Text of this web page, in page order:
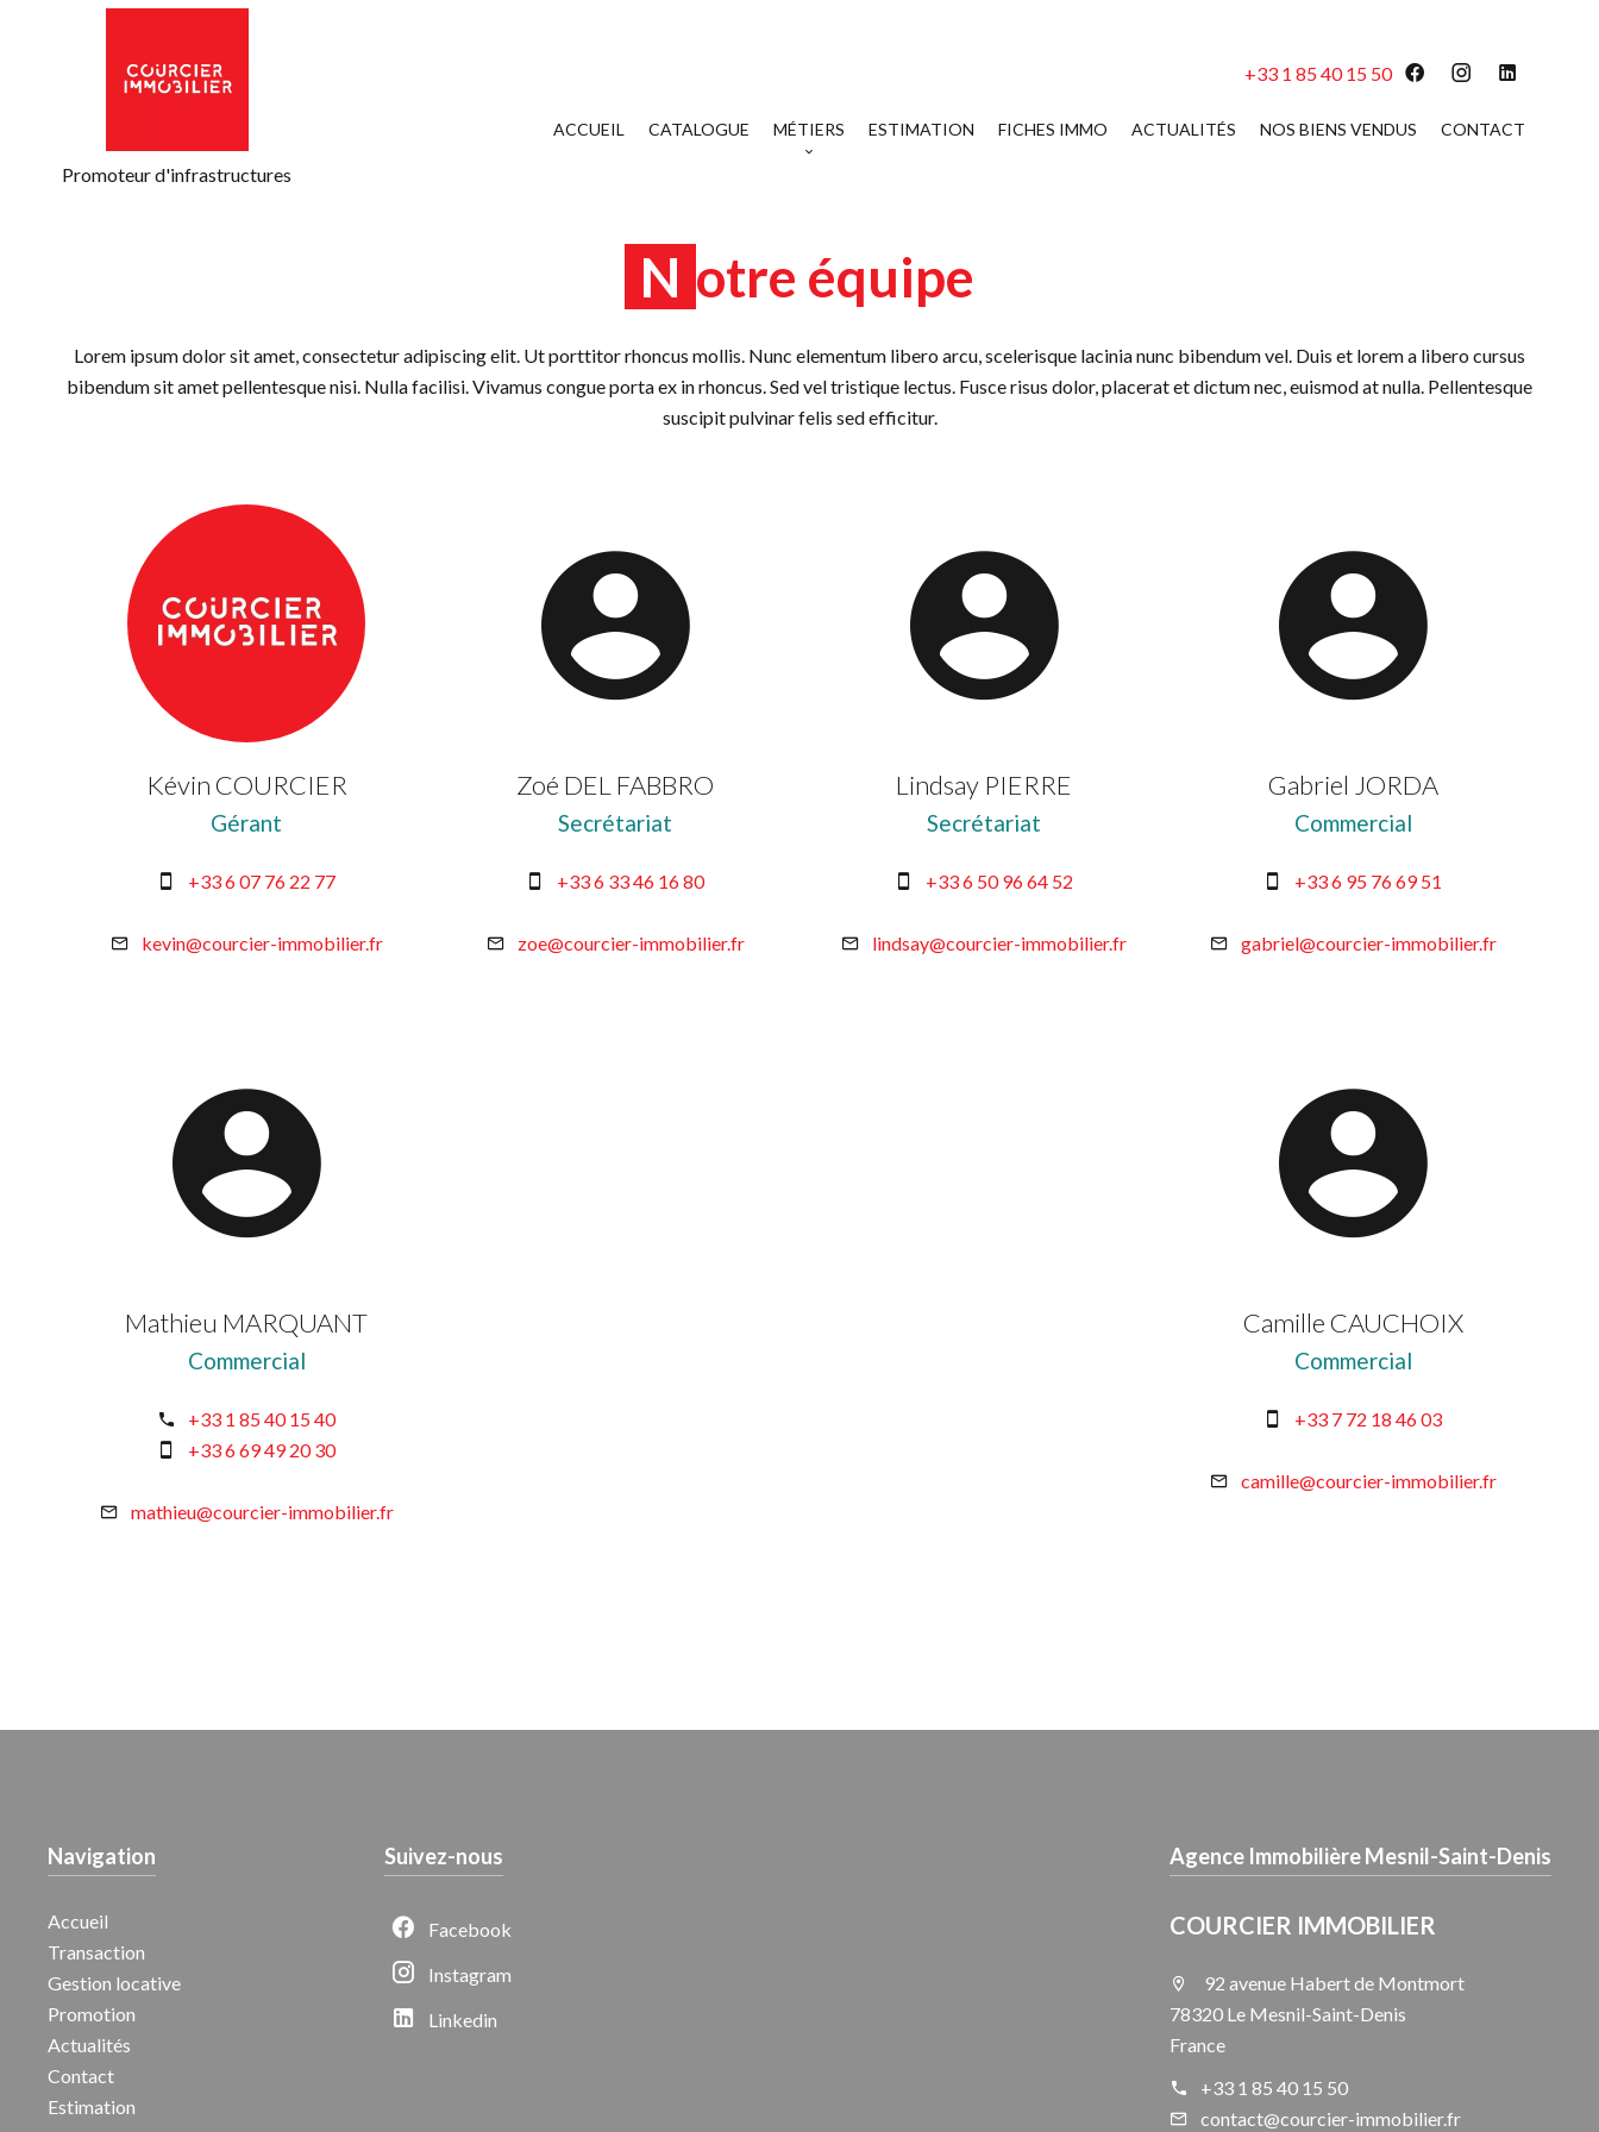
Promoteur d'infrastructures
+33 1 85 40 15 50
ACCUEIL CATALOGUE MÉTIERS ESTIMATION FICHES IMMO ACTUALITÉS NOS BIENS VENDUS CONTACT
Notre équipe
Lorem ipsum dolor sit amet, consectetur adipiscing elit. Ut porttitor rhoncus mollis. Nunc elementum libero arcu, scelerisque lacinia nunc bibendum vel. Duis et lorem a libero cursus
bibendum sit amet pellentesque nisi. Nulla facilisi. Vivamus congue porta ex in rhoncus. Sed vel tristique lectus. Fusce risus dolor, placerat et dictum nec, euismod at nulla. Pellentesque
suscipit pulvinar felis sed efficitur.
Kévin COURCIER
Gérant
+33 6 07 76 22 77
kevin@courcier-immobilier.fr
Zoé DEL FABBRO
Secrétariat
+33 6 33 46 16 80
zoe@courcier-immobilier.fr
Lindsay PIERRE
Secrétariat
+33 6 50 96 64 52
lindsay@courcier-immobilier.fr
Gabriel JORDA
Commercial
+33 6 95 76 69 51
gabriel@courcier-immobilier.fr
Mathieu MARQUANT
Commercial
+33 1 85 40 15 40
+33 6 69 49 20 30
mathieu@courcier-immobilier.fr
Camille CAUCHOIX
Commercial
+33 7 72 18 46 03
camille@courcier-immobilier.fr
Navigation
Accueil
Transaction
Gestion locative
Promotion
Actualités
Contact
Estimation
Agence Immobilière Mesnil-Saint-Denis
COURCIER IMMOBILIER
92 avenue Habert de Montmort
78320 Le Mesnil-Saint-Denis
France
+33 1 85 40 15 50
contact@courcier-immobilier.fr
Suivez-nous
Facebook
Instagram
Linkedin